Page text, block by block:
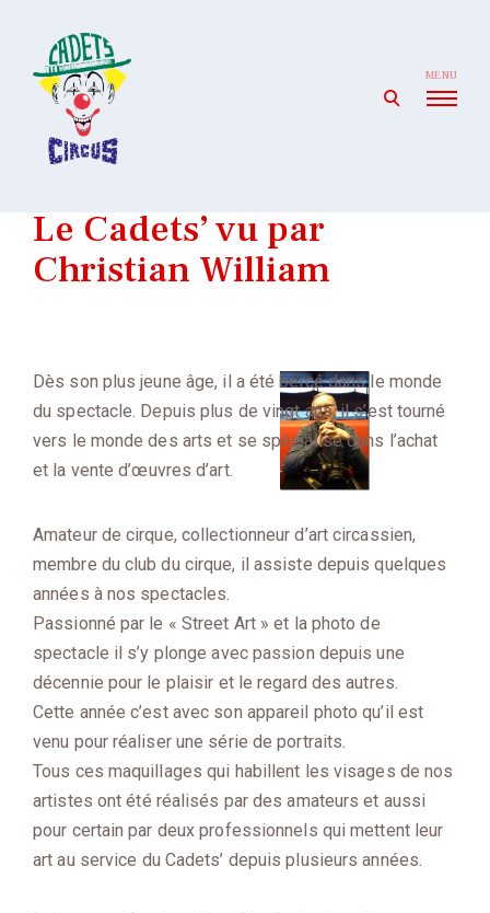
content
open
MENU
Le Cadets’ vu par
Christian William
Dès son plus jeune âge, il a été bercé dans le monde
du spectacle. Depuis plus de vingt ans, il s’est tourné
vers le monde des arts et se spécialise dans l’achat
et la vente d’œuvres d’art.
Amateur de cirque, collectionneur d’art circassien,
membre du club du cirque, il assiste depuis quelques
années à nos spectacles.
Passionné par le « Street Art » et la photo de
spectacle il s’y plonge avec passion depuis une
décennie pour le plaisir et le regard des autres.
Cette année c’est avec son appareil photo qu’il est
venu pour réaliser une série de portraits.
Tous ces maquillages qui habillent les visages de nos
artistes ont été réalisés par des amateurs et aussi
pour certain par deux professionnels qui mettent leur
art au service du Cadets’ depuis plusieurs années.